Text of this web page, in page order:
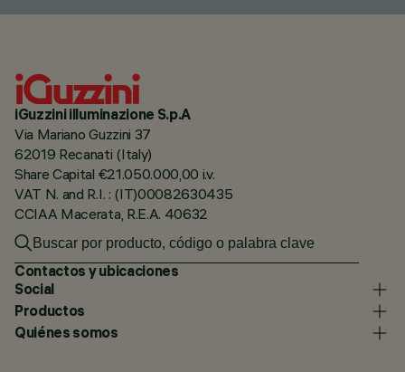
iGuzzini illuminazione S.p.A
Via Mariano Guzzini 37
62019 Recanati (Italy)
Share Capital €21.050.000,00 i.v.
VAT N. and R.I. : (IT)00082630435
CCIAA Macerata, R.E.A. 40632
Contactos y ubicaciones
Social
Productos
Quiénes somos